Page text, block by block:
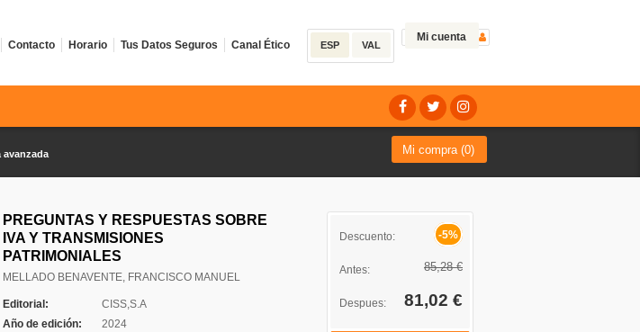
Mi cuenta
ESP VAL
Contacto Horario Tus Datos Seguros Canal Ético
avanzada Mi compra (0)
PREGUNTAS Y RESPUESTAS SOBRE
IVA Y TRANSMISIONES
PATRIMONIALES
MELLADO BENAVENTE, FRANCISCO MANUEL
Editorial:
CISS,S.A
Año de edición:
2024
Descuento: -5%
Antes: 85,28 €
Despues: 81,02 €